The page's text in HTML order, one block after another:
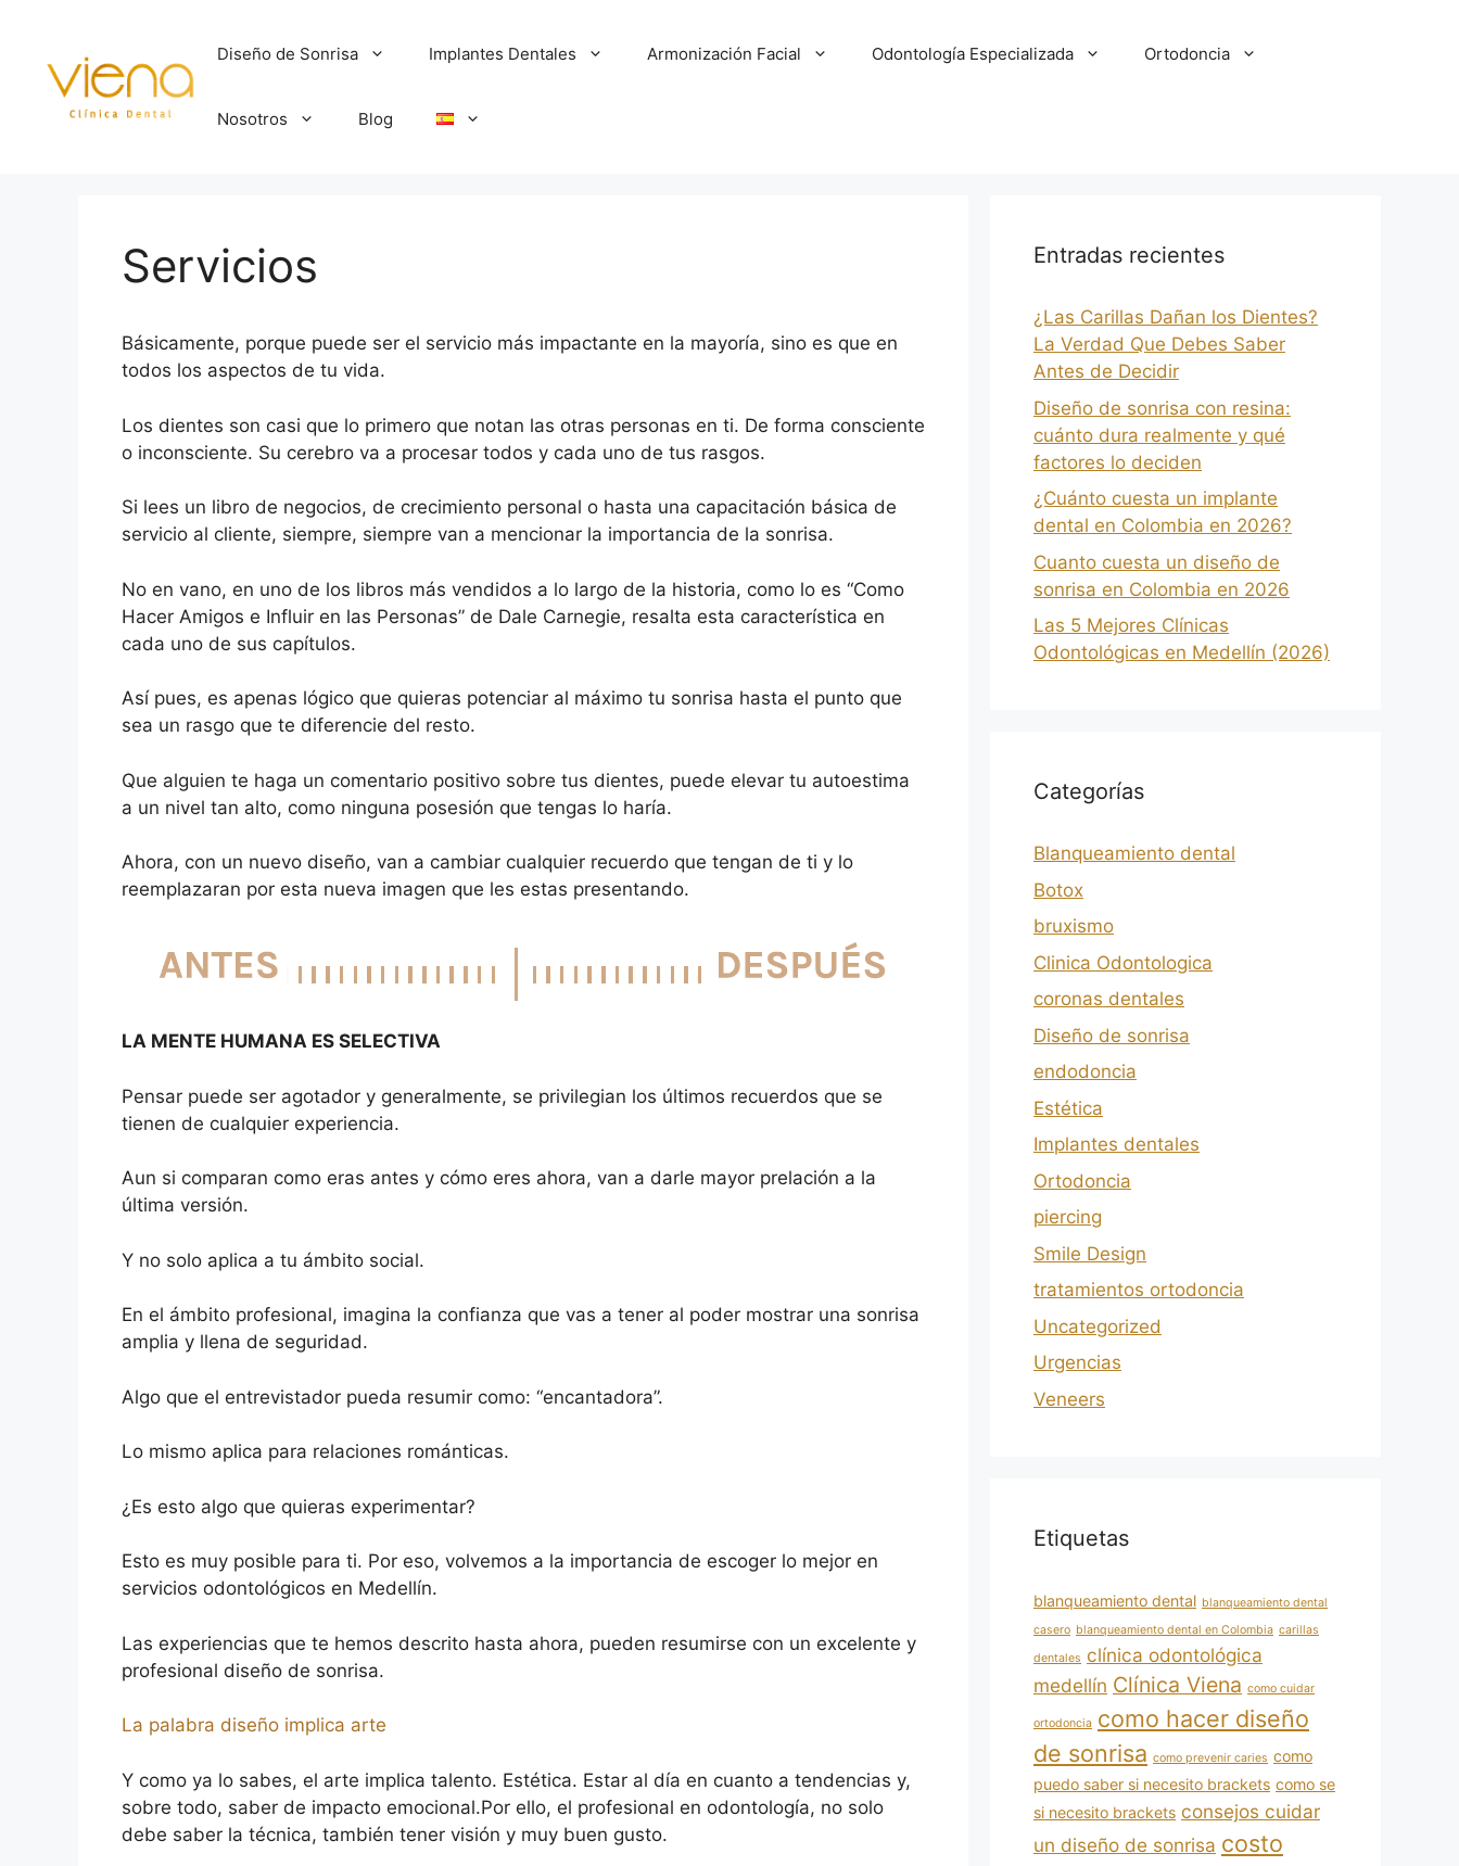
Diseño de Sonrisa Implantes Dentales Armonización Facial Odontología Especializada Ortodoncia
Nosotros Blog
Servicios
Básicamente, porque puede ser el servicio más impactante en la mayoría, sino es que en
todos los aspectos de tu vida.
Los dientes son casi que lo primero que notan las otras personas en ti. De forma consciente
o inconsciente. Su cerebro va a procesar todos y cada uno de tus rasgos.
Si lees un libro de negocios, de crecimiento personal o hasta una capacitación básica de
servicio al cliente, siempre, siempre van a mencionar la importancia de la sonrisa.
No en vano, en uno de los libros más vendidos a lo largo de la historia, como lo es “Como
Hacer Amigos e Influir en las Personas” de Dale Carnegie, resalta esta característica en
cada uno de sus capítulos.
Así pues, es apenas lógico que quieras potenciar al máximo tu sonrisa hasta el punto que
sea un rasgo que te diferencie del resto.
Que alguien te haga un comentario positivo sobre tus dientes, puede elevar tu autoestima
a un nivel tan alto, como ninguna posesión que tengas lo haría.
Ahora, con un nuevo diseño, van a cambiar cualquier recuerdo que tengan de ti y lo
reemplazaran por esta nueva imagen que les estas presentando.
LA MENTE HUMANA ES SELECTIVA
Pensar puede ser agotador y generalmente, se privilegian los últimos recuerdos que se
tienen de cualquier experiencia.
Aun si comparan como eras antes y cómo eres ahora, van a darle mayor prelación a la
última versión.
Y no solo aplica a tu ámbito social.
En el ámbito profesional, imagina la confianza que vas a tener al poder mostrar una sonrisa
amplia y llena de seguridad.
Algo que el entrevistador pueda resumir como: “encantadora”.
Lo mismo aplica para relaciones románticas.
¿Es esto algo que quieras experimentar?
Esto es muy posible para ti. Por eso, volvemos a la importancia de escoger lo mejor en
servicios odontológicos en Medellín.
Las experiencias que te hemos descrito hasta ahora, pueden resumirse con un excelente y
profesional diseño de sonrisa.
La palabra diseño implica arte
Y como ya lo sabes, el arte implica talento. Estética. Estar al día en cuanto a tendencias y,
sobre todo, saber de impacto emocional.Por ello, el profesional en odontología, no solo
debe saber la técnica, también tener visión y muy buen gusto.
Entradas recientes
¿Las Carillas Dañan los Dientes?
La Verdad Que Debes Saber
Antes de Decidir
Diseño de sonrisa con resina:
cuánto dura realmente y qué
factores lo deciden
¿Cuánto cuesta un implante
dental en Colombia en 2026?
Cuanto cuesta un diseño de
sonrisa en Colombia en 2026
Las 5 Mejores Clínicas
Odontológicas en Medellín (2026)
Categorías
Blanqueamiento dental
Botox
bruxismo
Clinica Odontologica
coronas dentales
Diseño de sonrisa
endodoncia
Estética
Implantes dentales
Ortodoncia
piercing
Smile Design
tratamientos ortodoncia
Uncategorized
Urgencias
Veneers
Etiquetas
blanqueamiento dental blanqueamiento dental
casero blanqueamiento dental en Colombia carillas
dentales clínica odontológica
medellín Clínica Viena como cuidar
ortodoncia como hacer diseño
de sonrisa como prevenir caries como
puedo saber si necesito brackets como se
si necesito brackets consejos cuidar
un diseño de sonrisa costo